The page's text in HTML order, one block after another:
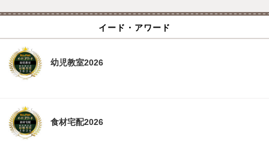
イード・アワード
幼児教室2026
食材宅配2026